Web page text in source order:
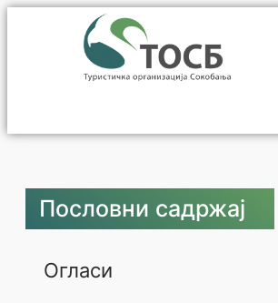
Пословни садржај
Огласи